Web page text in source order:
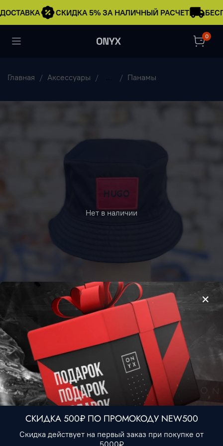
СКИДКА 5% ЗА НАЛИЧНЫЙ РАСЧЕТ
0
Главная Аксессуары Панамы
Нет в наличии
Панама Hugo Boss
990 ₽
Нет в наличии
В избранное
Описание
СКИДКА 500₽ ПО ПРОМОКОДУ NEW500
Скидка действует на первый заказ при покупке от
5000₽